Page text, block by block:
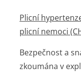
Plicní
plicní nemoci
Bezpečnost a
zkoumána v